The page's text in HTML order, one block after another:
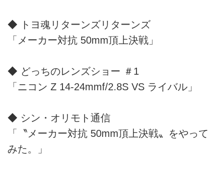
◆ トヨ魂リターンズリターンズ
「メーカー対抗 50mm頂上決戦」
◆ どっちのレンズショー ＃1
「ニコン Z 14-24mmf/2.8S VS ライバル」
◆ シン・オリモト通信
「〝メーカー対抗 50mm頂上決戦〟をやって
みた。」